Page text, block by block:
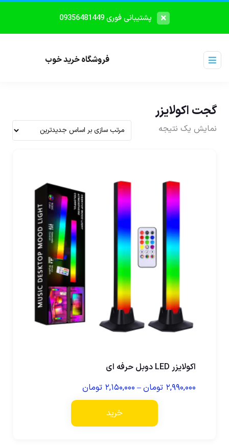
پشتیبانی فوری 09356481449
فروشگاه خرید خوب
گجت اکولایزر
نمایش یک نتیجه
اکولایزر LED دوبل حرفه ای
۲,۹۹۰,۰۰۰ تومان– ۲,۱۵۰,۰۰۰ تومان
خرید